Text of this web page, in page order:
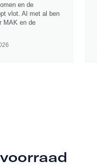
en de
vlot. Al met al ben
MAK en de